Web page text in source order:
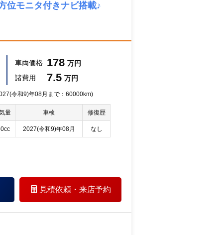
モニタ付きナビ搭載♪
車両価格 178 万円
諸費用
7.5 万円
令和9)年08月まで：60000km)
量 車検 修復歴
2027(令和9)年08月 なし
見積依頼・ 来店予約